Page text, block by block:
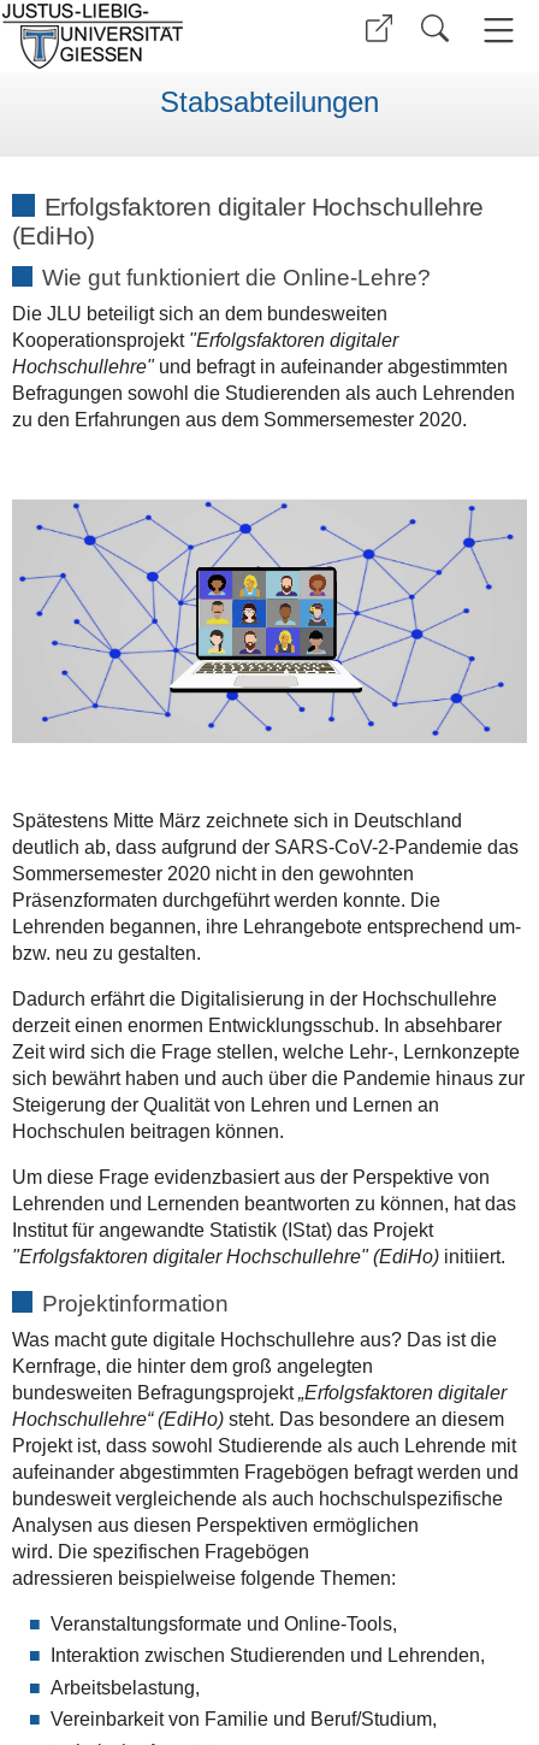
Stabsabteilungen
Erfolgsfaktoren digitaler Hochschullehre
(EdiHo)
Wie gut funktioniert die Online-Lehre?
Die JLU beteiligt sich an dem bundesweiten
Kooperationsprojekt "Erfolgsfaktoren digitaler
Hochschullehre" und befragt in aufeinander abgestimmten
Befragungen sowohl die Studierenden als auch Lehrenden
zu den Erfahrungen aus dem Sommersemester 2020.
Spätestens Mitte März zeichnete sich in Deutschland
deutlich ab, dass aufgrund der SARS-CoV-2-Pandemie das
Sommersemester 2020 nicht in den gewohnten
Präsenzformaten durchgeführt werden konnte. Die
Lehrenden begannen, ihre Lehrangebote entsprechend um-
bzw. neu zu gestalten.
Dadurch erfährt die Digitalisierung in der Hochschullehre
derzeit einen enormen Entwicklungsschub. In absehbarer
Zeit wird sich die Frage stellen, welche Lehr-, Lernkonzepte
sich bewährt haben und auch über die Pandemie hinaus zur
Steigerung der Qualität von Lehren und Lernen an
Hochschulen beitragen können.
Um diese Frage evidenzbasiert aus der Perspektive von
Lehrenden und Lernenden beantworten zu können, hat das
Institut für angewandte Statistik (IStat) das Projekt
"Erfolgsfaktoren digitaler Hochschullehre" (EdiHo) initiiert.
Projektinformation
Was macht gute digitale Hochschullehre aus? Das ist die
Kernfrage, die hinter dem groß angelegten
bundesweiten Befragungsprojekt„Erfolgsfaktoren digitaler
Hochschullehre“ (EdiHo)steht. Das besondere an diesem
Projekt ist, dass sowohl Studierende als auch Lehrende mit
aufeinander abgestimmten Fragebögen befragt werden und
bundesweit vergleichende als auch hochschulspezifische
Analysen aus diesen Perspektiven ermöglichen
wird. Die spezifischen Fragebögen
adressieren beispielweise folgende Themen:
Veranstaltungsformate und Online-Tools,
Interaktion zwischen Studierenden und Lehrenden,
Arbeitsbelastung,
Vereinbarkeit von Familie und Beruf/Studium,